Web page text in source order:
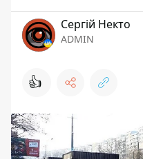
Сергій Некто
ADMIN
👍